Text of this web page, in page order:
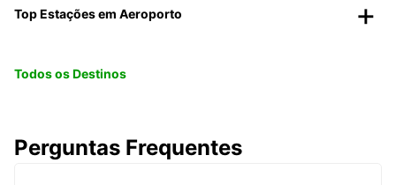
Top Estações em Aeroporto
Todos os Destinos
Perguntas Frequentes